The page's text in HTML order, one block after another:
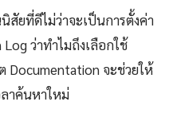
สัยที่ดีไม่ว่าจะเป็นการตั้งค่า
ว่าทำไมถึงเลือกใช้
Documentation จะช่วยให้
าค้นหาใหม่